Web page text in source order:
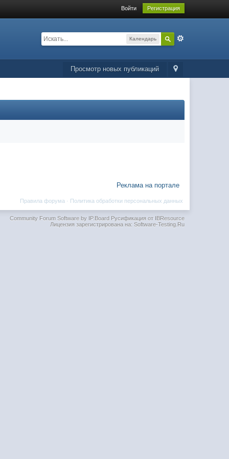
Войти Регистрация
Календарь
Просмотр новых публикаций
Реклама на портале
Политика обработки персональных данных
Правила форума ·
Community Forum Software by IP.BoardРусификация от IBResource
Лицензия зарегистрирована на: Software-Testing.Ru